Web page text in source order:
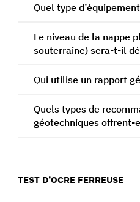
Quel type
Le niveau de la nappe
souterraine) sera-t-il
Qui utilise un rapport
Quels types de
géotechniques offrent-
TEST D’OCRE FERREUSE